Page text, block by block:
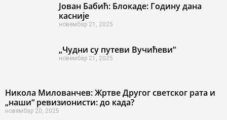
Јован Бабић: Блокаде: Годину дана
касније
новембар 21, 2025
„Чудни су путеви Вучићеви“
новембар 21, 2025
Никола Милованчев: Жртве Другог светског рата и
„наши“ ревизионисти: до када?
новембар 20, 2025